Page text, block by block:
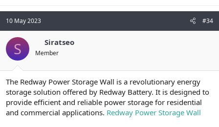
10 May 2023 #34
S Siratseo
Member
The Redway Power Storage Wall is a revolutionary energy
storage solution offered by Redway Battery. It is designed to
provide efficient and reliable power storage for residential
and commercial applications. Redway Power Storage Wall